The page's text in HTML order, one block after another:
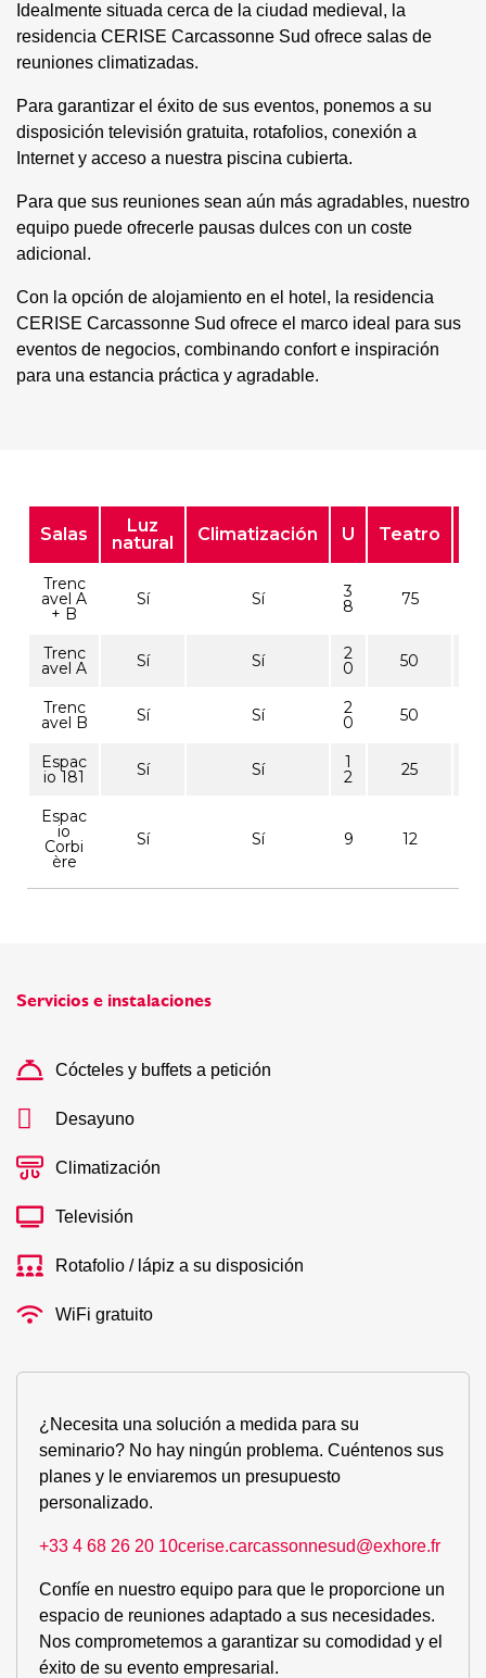
Idealmente situada cerca de la ciudad medieval, la
residencia CERISE Carcassonne Sud ofrece salas de
reuniones climatizadas.
Para garantizar el éxito de sus eventos, ponemos a su
disposición televisión gratuita, rotafolios, conexión a
Internet y acceso a nuestra piscina cubierta.
Para que sus reuniones sean aún más agradables, nuestro
equipo puede ofrecerle pausas dulces con un coste
adicional.
Con la opción de alojamiento en el hotel, la residencia
CERISE Carcassonne Sud ofrece el marco ideal para sus
eventos de negocios, combinando confort e inspiración
para una estancia práctica y agradable.
Salas
Luz
natural
Climatización U Teatro
Trenc
avel A
+ B
Sí Sí 3
8 75
Trenc
avel A Sí Sí 2
0 50
Trenc
avel B Sí Sí 2
0 50
Espac
io 181 Sí Sí 1
2 25
Espac
io
Corbi
ère
Sí Sí 9 12
Servicios e instalaciones
Cócteles y buffets a petición
Desayuno
Climatización
Televisión
Rotafolio / lápiz a su disposición
WiFi gratuito
¿Necesita una solución a medida para su
seminario? No hay ningún problema. Cuéntenos sus
planes y le enviaremos un presupuesto
personalizado.
+33 4 68 26 20 10cerise.carcassonnesud@exhore.fr
Confíe en nuestro equipo para que le proporcione un
espacio de reuniones adaptado a sus necesidades.
Nos comprometemos a garantizar su comodidad y el
éxito de su evento empresarial.